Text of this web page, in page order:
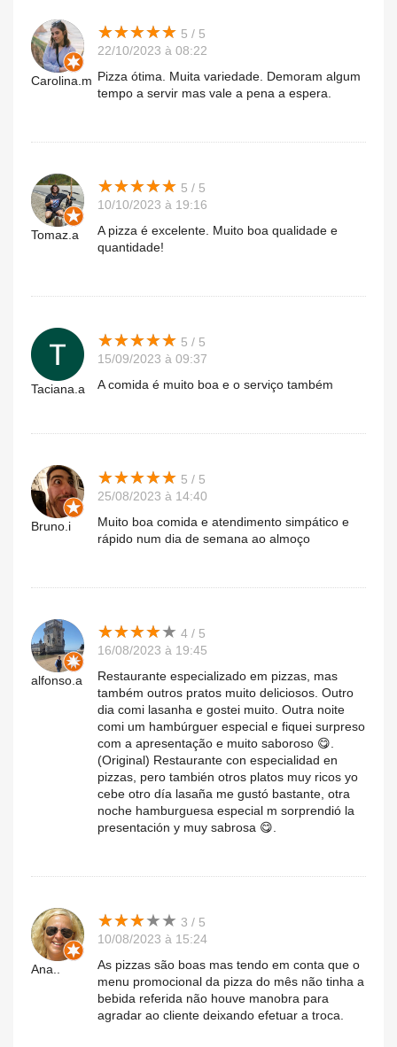
Carolina.m
★★★★★
★★★★★ 5 / 5
22/10/2023 à 08:22
Pizza ótima. Muita variedade. Demoram algum
tempo a servir mas vale a pena a espera.
Tomaz.a
★★★★★
★★★★★ 5 / 5
10/10/2023 à 19:16
A pizza é excelente. Muito boa qualidade e
quantidade!
Taciana.a
★★★★★
★★★★★ 5 / 5
15/09/2023 à 09:37
A comida é muito boa e o serviço também
Bruno.i
★★★★★
★★★★★ 5 / 5
25/08/2023 à 14:40
Muito boa comida e atendimento simpático e
rápido num dia de semana ao almoço
alfonso.a
★★★★★
★★★★★ 4 / 5
16/08/2023 à 19:45
Restaurante especializado em pizzas, mas
também outros pratos muito deliciosos. Outro
dia comi lasanha e gostei muito. Outra noite
comi um hambúrguer especial e fiquei surpreso
com a apresentação e muito saboroso 😋.
(Original) Restaurante con especialidad en
pizzas, pero también otros platos muy ricos yo
cebe otro día lasaña me gustó bastante, otra
noche hamburguesa especial m sorprendió la
presentación y muy sabrosa 😋.
Ana..
★★★★★
★★★★★ 3 / 5
10/08/2023 à 15:24
As pizzas são boas mas tendo em conta que o
menu promocional da pizza do mês não tinha a
bebida referida não houve manobra para
agradar ao cliente deixando efetuar a troca.